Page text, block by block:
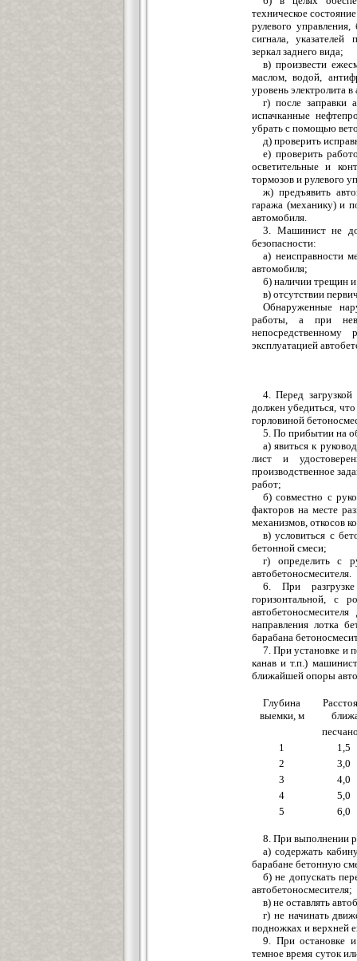
техническое
рулевого
сигнала, указателей
зеркал заднего вида;
в) произвести
маслом, водой,
уровень электролита
г) после заправки
испачканные
убрать с помощью
д) проверить
е) проверить
осветительные и
тормозов и рулевого
ж) предъявить
гаража (механику) и
автомобиля.
3. Машинист не
безопасности:
а) неисправности
автомобиля;
б) наличии трещин
в) отсутствии
Обнаруженные
работы, а при
эксплуатацией
4. Перед
должен убедиться,
горловиной
5. По прибытии на
а) явиться к
лист и
производственное
работ;
б) совместно с
факторов на месте
механизмов, откосов
в) условиться с
бетонной смеси;
г) определить с
автобетоносмесителя.
6. При
горизонтальной, с
направления лотка
барабана
7. При установке и
канав и т.п.)
ближайшей опоры
Глубина
выемки, м
1
1,5
2
3,0
3
4,0
4
5,0
5
6,0
8. При выполнении
а) содержать
барабане бетонную
б) не допускать
автобетоносмесителя;
в) не оставлять
г) не начинать
подножках и верхней
9. При остановке и
темное время суток